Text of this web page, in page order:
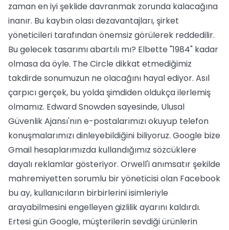
zaman en iyi şeklide davranmak zorunda kalacağına
inanır. Bu kaybın olası dezavantajları, şirket
yöneticileri tarafından önemsiz görülerek reddedilir.
Bu gelecek tasarımı abartılı mı? Elbette "1984" kadar
olmasa da öyle. The Circle dikkat etmediğimiz
takdirde sonumuzun ne olacağını hayal ediyor. Asıl
çarpıcı gerçek, bu yolda şimdiden oldukça ilerlemiş
olmamız. Edward Snowden sayesinde, Ulusal
Güvenlik Ajansı'nın e-postalarımızı okuyup telefon
konuşmalarımızı dinleyebildiğini biliyoruz. Google bize
Gmail hesaplarımızda kullandığımız sözcüklere
dayalı reklamlar gösteriyor. Orwell'i anımsatır şekilde
mahremiyetten sorumlu bir yöneticisi olan Facebook
bu ay, kullanıcıların birbirlerini isimleriyle
arayabilmesini engelleyen gizlilik ayarını kaldırdı.
Ertesi gün Google, müşterilerin sevdiği ürünlerin